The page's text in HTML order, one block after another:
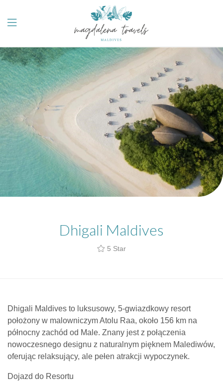
Dhigali Maldives
5 Star
Dhigali Maldives to luksusowy, 5-gwiazdkowy resort
położony w malowniczym Atolu Raa, około 156 km na
północny zachód od Male. Znany jest z połączenia
nowoczesnego designu z naturalnym pięknem Malediwów,
oferując relaksujący, ale pełen atrakcji wypoczynek.
Dojazd do Resortu